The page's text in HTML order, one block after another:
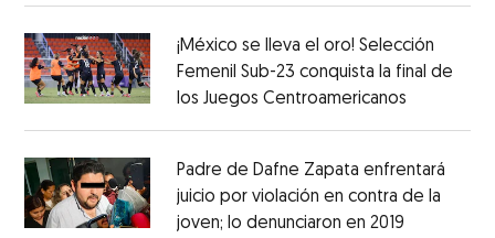
¡México se lleva el oro! Selección
Femenil Sub-23 conquista la final de
los Juegos Centroamericanos
Padre de Dafne Zapata enfrentará
juicio por violación en contra de la
joven; lo denunciaron en 2019